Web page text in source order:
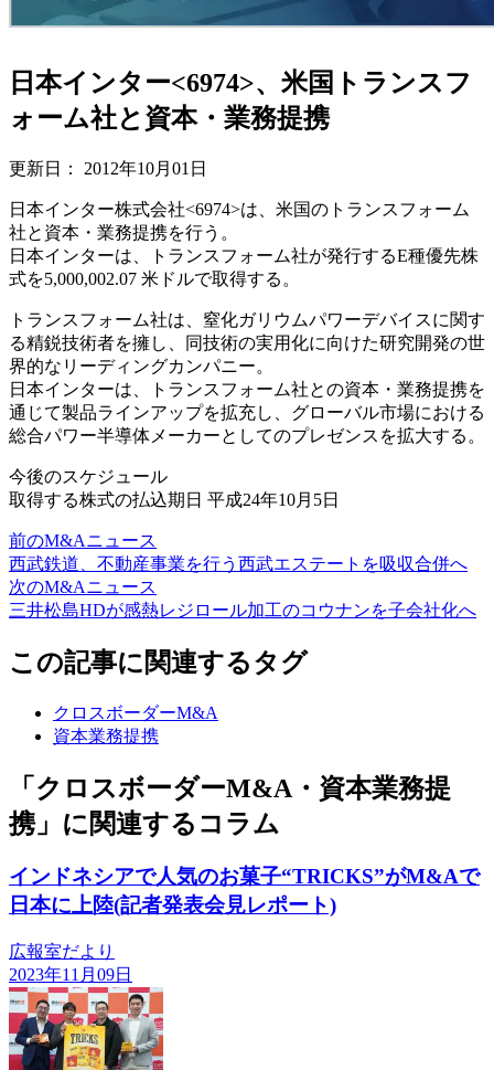
日本インター<6974>、米国トランスフ
ォーム社と資本・業務提携
更新日： 2012年10月01日
日本インター株式会社<6974>は、米国のトランスフォーム
社と資本・業務提携を行う。
日本インターは、トランスフォーム社が発行するE種優先株
式を5,000,002.07 米ドルで取得する。
トランスフォーム社は、窒化ガリウムパワーデバイスに関す
る精鋭技術者を擁し、同技術の実用化に向けた研究開発の世
界的なリーディングカンパニー。
日本インターは、トランスフォーム社との資本・業務提携を
通じて製品ラインアップを拡充し、グローバル市場における
総合パワー半導体メーカーとしてのプレゼンスを拡大する。
今後のスケジュール
取得する株式の払込期日 平成24年10月5日
前のM&Aニュース
西武鉄道、不動産事業を行う西武エステートを吸収合併へ
次のM&Aニュース
三井松島HDが感熱レジロール加工のコウナンを子会社化へ
この記事に関連するタグ
クロスボーダーM&A
資本業務提携
「クロスボーダーM&A・資本業務提
携」に関連するコラム
インドネシアで人気のお菓子“TRICKS”がM&Aで
日本に上陸(記者発表会見レポート)
広報室だより
2023年11月09日